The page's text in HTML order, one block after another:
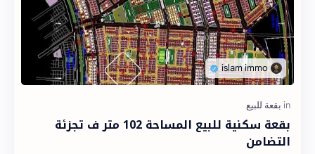
بقعة سكنية للبيع المساحة 102 متر ف تجزئة
التضامن